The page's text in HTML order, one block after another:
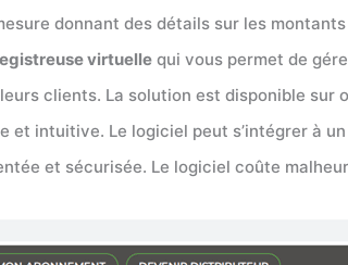
donnant des détails sur les
virtuelle qui vous permet de
clients. La solution est disponible
et intuitive. Le logiciel peut s’intégrer à
et sécurisée. Le logiciel coûte